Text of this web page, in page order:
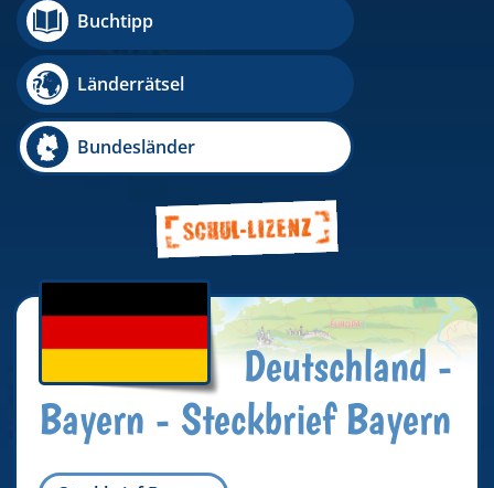
Buchtipp
Länderrätsel
Bundesländer
Deutschland -
Bayern - Steckbrief Bayern